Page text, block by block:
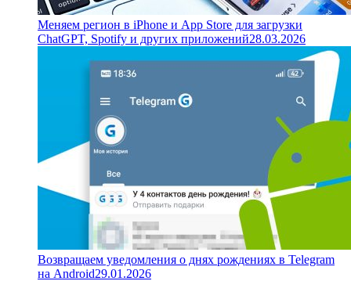
Меняем регион в iPhone и App Store для загрузки
ChatGPT, Spotify и других приложений28.03.2026
Возвращаем уведомления о днях рождениях в Telegram
на Android29.01.2026